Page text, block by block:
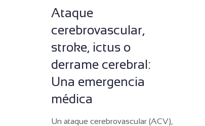
Ataque
cerebrovascular,
stroke, ictus o
derrame cerebral:
Una emergencia
médica
Un ataque cerebrovascular (ACV),